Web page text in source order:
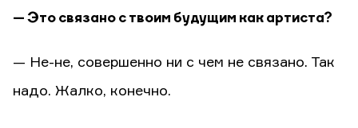
— Это связано с твоим будущим как артиста?
— Не-не, совершенно ни с чем не связано. Так
надо. Жалко, конечно.